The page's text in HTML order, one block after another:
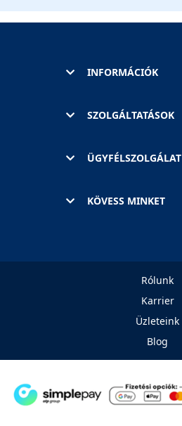
INFORMÁCIÓK
SZOLGÁLTATÁSOK
ÜGYFÉLSZOLGÁLAT
KÖVESS MINKET
Rólunk
Karrier
Üzleteink
Blog